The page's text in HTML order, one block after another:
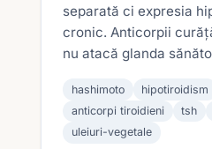
separată ci expresia
cronic. Anticorpii
nu atacă glanda
hashimoto hipotiroidism
anticorpi tiroidieni
tsh
uleiuri-vegetale